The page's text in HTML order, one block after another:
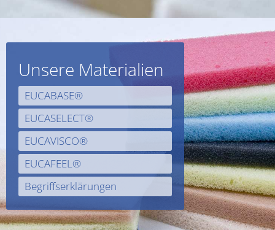
Unsere Materialien
EUCABASE®
EUCASELECT®
EUCAVISCO®
EUCAFEEL®
Begriffserklärungen